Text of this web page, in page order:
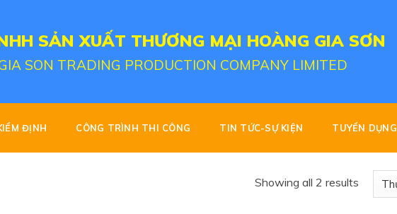
SẢN XUẤT THƯƠNG MẠI HOÀNG GIA SƠN
SON TRADING PRODUCTION COMPANY LIMITED
ĐỊNH CÔNG TRÌNH THI CÔNG TIN TỨC-SỰ KIỆN TUYỂN DỤNG
Showing all 2 results